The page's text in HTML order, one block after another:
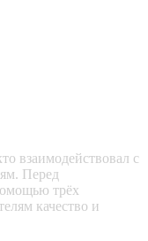
взаимодействовал с
Перед
трёх
качество и